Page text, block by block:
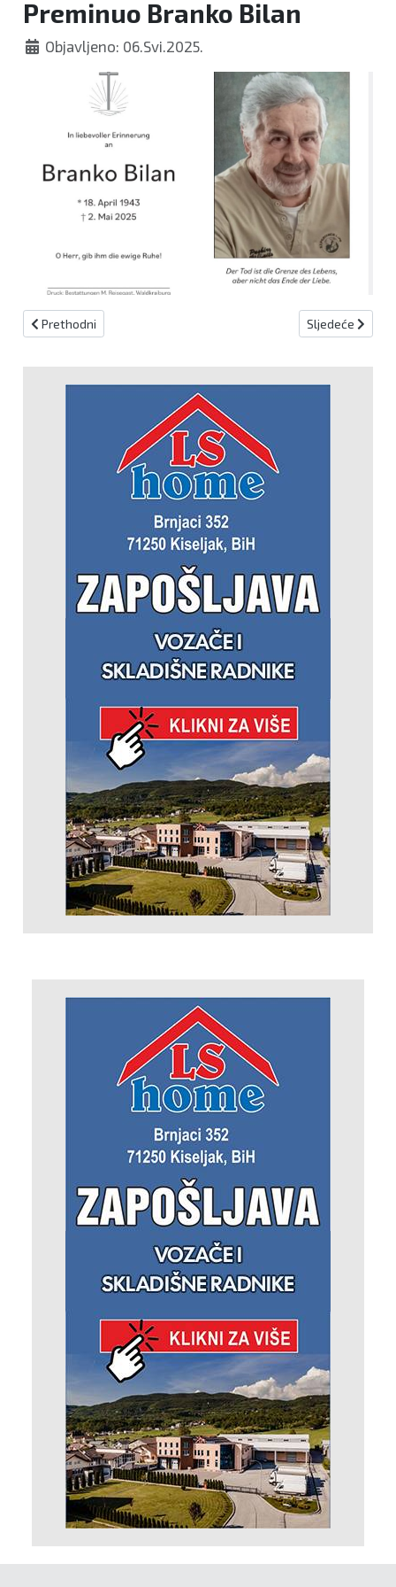
Preminuo Branko Bilan
Objavljeno: 06.Svi.2025.
Prethodni članak: Preminula Ljiljana Batarilo
Prethodni Sljedeći članak:
Sljedeće